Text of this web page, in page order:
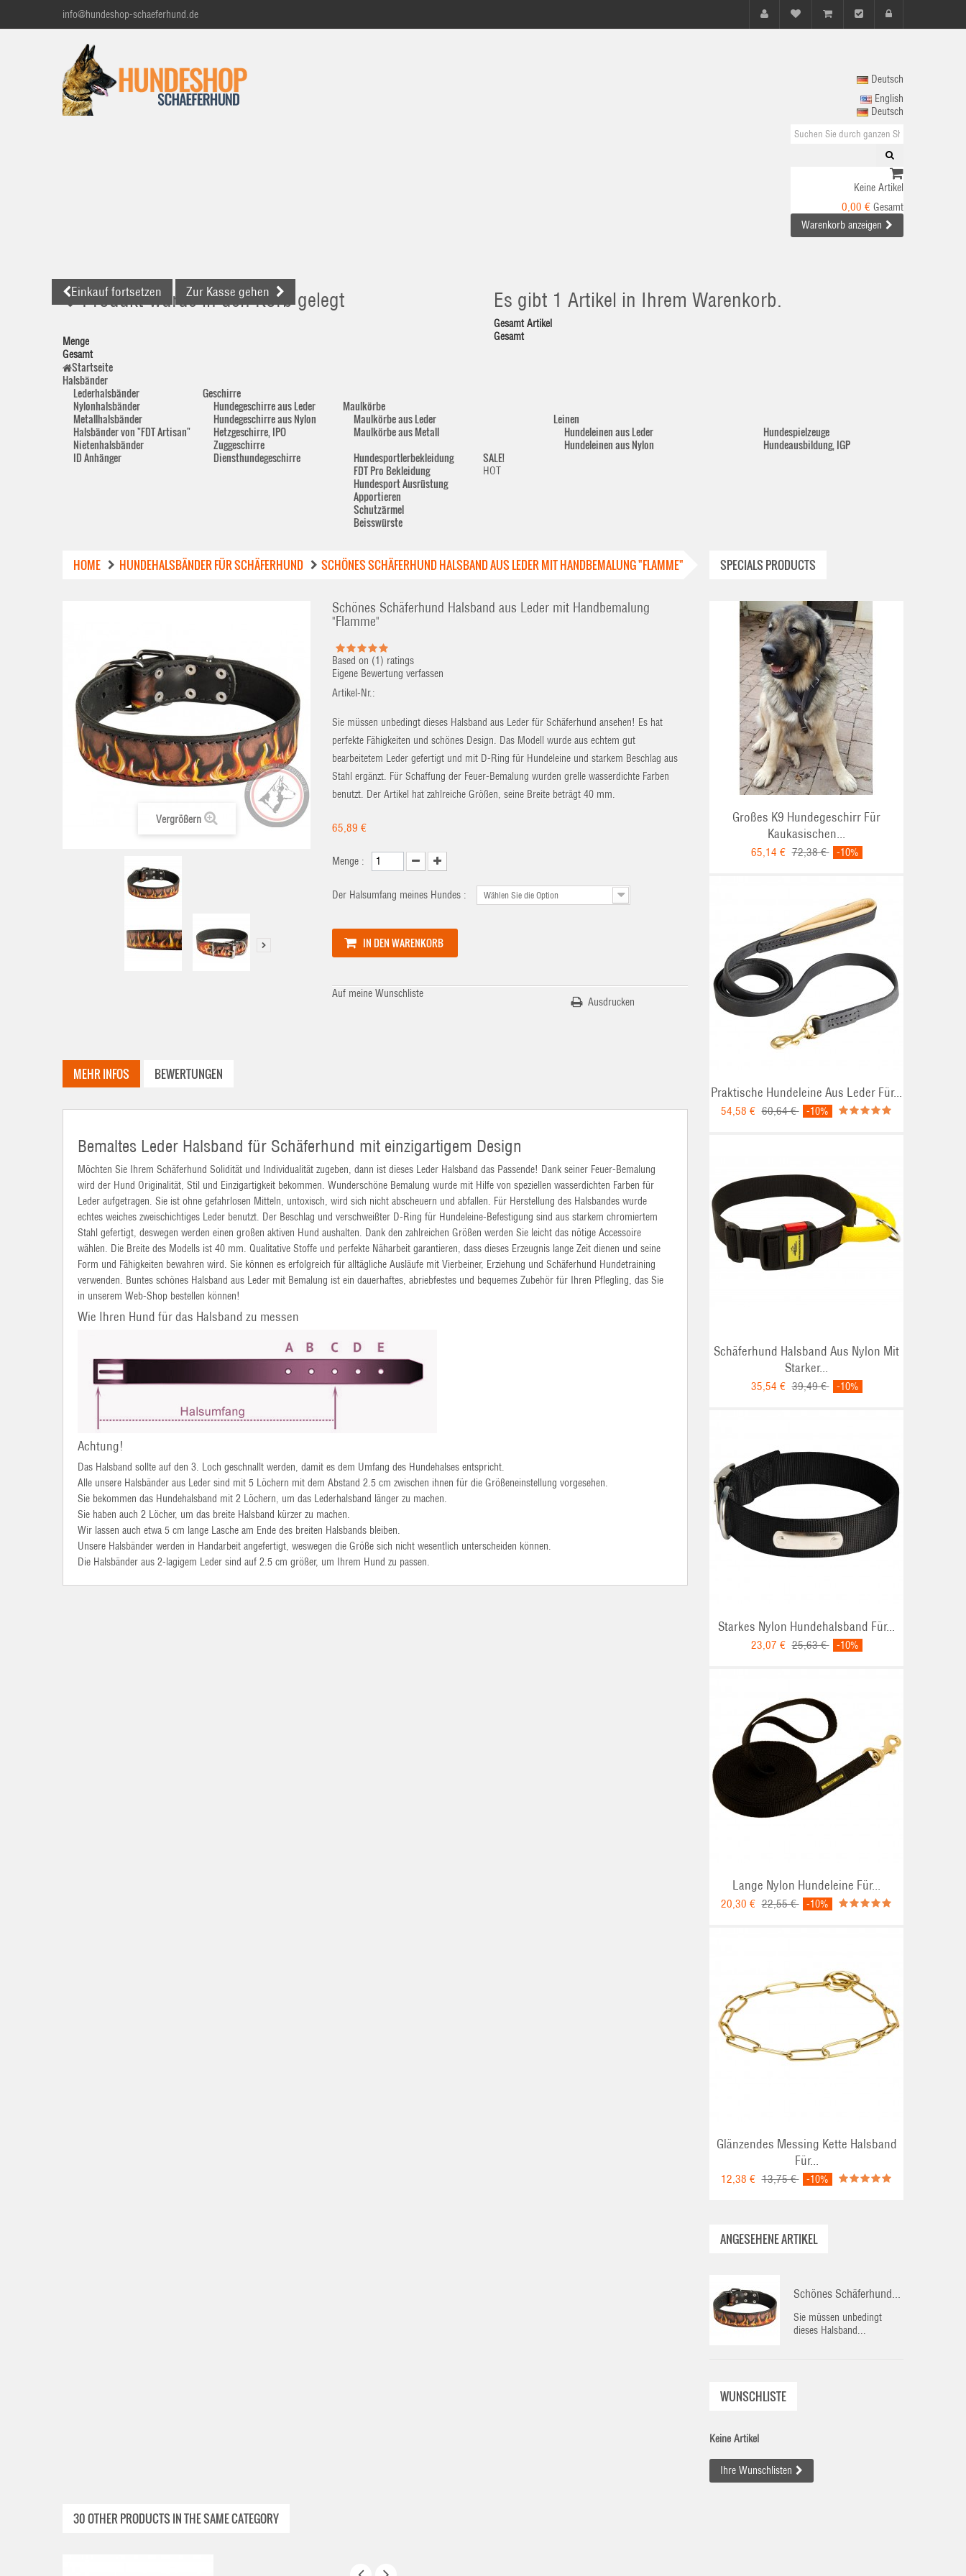
info@hundeshop-schaeferhund.de
Deutsch
English
Deutsch
Keine Artikel
0,00 € Gesamt
Warenkorb anzeigen
Produkt wurde in den Korb gelegt
Menge
Gesamt
Es gibt 1 Artikel in Ihrem Warenkorb.
Gesamt Artikel
Gesamt
Einkauf fortsetzen Zur Kasse gehen
Startseite
Halsbänder
Lederhalsbänder
Nylonhalsbänder
Metallhalsbänder
Halsbänder von "FDT Artisan"
Nietenhalsbänder
ID Anhänger
Geschirre
Hundegeschirre aus Leder
Hundegeschirre aus Nylon
Hetzgeschirre, IPO
Zuggeschirre
Diensthundegeschirre
Maulkörbe
Maulkörbe aus Leder
Maulkörbe aus Metall
Leinen
Hundeleinen aus Leder
Hundeleinen aus Nylon
Hundespielzeuge
Hundeausbildung, IGP
Hundesportlerbekleidung
FDT Pro Bekleidung
Hundesport Ausrüstung
Apportieren
Schutzärmel
Beisswürste
SALE!
HOT
HOME HUNDEHALSBÄNDER FÜR SCHÄFERHUND SCHÖNES SCHÄFERHUND HALSBAND AUS LEDER MIT HANDBEMALUNG "FLAMME"
Vergrößern
Schönes Schäferhund Halsband aus Leder mit Handbemalung
"Flamme"
Based on (1) ratings
Eigene Bewertung verfassen
Artikel-Nr.:
Sie müssen unbedingt dieses Halsband aus Leder für Schäferhund ansehen! Es hat
perfekte Fähigkeiten und schönes Design. Das Modell wurde aus echtem gut
bearbeitetem Leder gefertigt und mit D-Ring für Hundeleine und starkem Beschlag aus
Stahl ergänzt. Für Schaffung der Feuer-Bemalung wurden grelle wasserdichte Farben
benutzt. Der Artikel hat zahlreiche Größen, seine Breite beträgt 40 mm.
65,89 €
Menge :
Der Halsumfang meines Hundes : Wählen Sie die Option
IN DEN WARENKORB
Auf meine Wunschliste
Ausdrucken
MEHR INFOS BEWERTUNGEN
Bemaltes Leder Halsband für Schäferhund mit einzigartigem Design
Möchten Sie Ihrem Schäferhund Solidität und Individualität zugeben, dann ist dieses Leder Halsband das Passende! Dank seiner Feuer-Bemalung
wird der Hund Originalität, Stil und Einzigartigkeit bekommen. Wunderschöne Bemalung wurde mit Hilfe von speziellen wasserdichten Farben für
Leder aufgetragen. Sie ist ohne gefahrlosen Mitteln, untoxisch, wird sich nicht abscheuern und abfallen. Für Herstellung des Halsbandes wurde
echtes weiches zweischichtiges Leder benutzt. Der Beschlag und verschweißter D-Ring für Hundeleine-Befestigung sind aus starkem chromiertem
Stahl gefertigt, deswegen werden einen großen aktiven Hund aushalten. Dank den zahlreichen Größen werden Sie leicht das nötige Accessoire
wählen. Die Breite des Modells ist 40 mm. Qualitative Stoffe und perfekte Näharbeit garantieren, dass dieses Erzeugnis lange Zeit dienen und seine
Form und Fähigkeiten bewahren wird. Sie können es erfolgreich für alltägliche Ausläufe mit Vierbeiner, Erziehung und Schäferhund Hundetraining
verwenden. Buntes schönes Halsband aus Leder mit Bemalung ist ein dauerhaftes, abriebfestes und bequemes Zubehör für Ihren Pflegling, das Sie
in unserem Web-Shop bestellen können!
Wie Ihren Hund für das Halsband zu messen
Achtung!
Das Halsband sollte auf den 3. Loch geschnallt werden, damit es dem Umfang des Hundehalses entspricht.
Alle unsere Halsbänder aus Leder sind mit 5 Löchern mit dem Abstand 2.5 cm zwischen ihnen für die Größeneinstellung vorgesehen.
Sie bekommen das Hundehalsband mit 2 Löchern, um das Lederhalsband länger zu machen.
Sie haben auch 2 Löcher, um das breite Halsband kürzer zu machen.
Wir lassen auch etwa 5 cm lange Lasche am Ende des breiten Halsbands bleiben.
Unsere Halsbänder werden in Handarbeit angefertigt, weswegen die Größe sich nicht wesentlich unterscheiden können.
Die Halsbänder aus 2-lagigem Leder sind auf 2.5 cm größer, um Ihrem Hund zu passen.
SPECIALS PRODUCTS
Großes K9 Hundegeschirr Für
Kaukasischen...
65,14 € 72,38 € -10%
Praktische Hundeleine Aus Leder Für...
54,58 € 60,64 € -10%
Schäferhund Halsband Aus Nylon Mit
Starker...
35,54 € 39,49 € -10%
Starkes Nylon Hundehalsband Für...
23,07 € 25,63 € -10%
Lange Nylon Hundeleine Für...
20,30 € 22,55 € -10%
Glänzendes Messing Kette Halsband
Für...
12,38 € 13,75 € -10%
ANGESEHENE ARTIKEL
Schönes Schäferhund...
Sie müssen unbedingt
dieses Halsband...
WUNSCHLISTE
Keine Artikel
Ihre Wunschlisten
30 OTHER PRODUCTS IN THE SAME CATEGORY